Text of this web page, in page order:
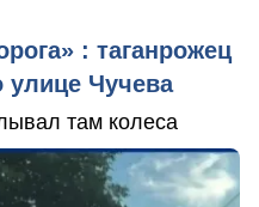
: таганрожец
улице Чучева
там колеса